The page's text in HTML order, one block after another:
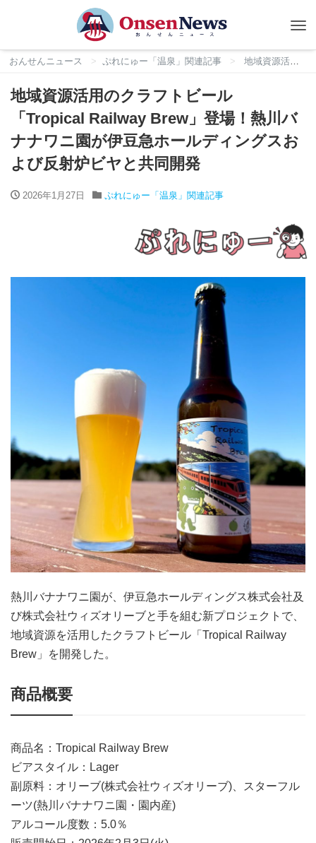
おんせんニュース ぷれにゅー「温泉」関連記事 地域資源活用のクラフトビール「Tropical Railway Brew」登場！熱川バナナワニ園が伊豆急ホールディングスおよび反射炉ビヤと共同開発
地域資源活用のクラフトビール
「Tropical Railway Brew」登場！熱川バ
ナナワニ園が伊豆急ホールディングスお
よび反射炉ビヤと共同開発
2026年1月27日 ぷれにゅー「温泉」関連記事
熱川バナナワニ園が、伊豆急ホールディングス株式会社及
び株式会社ウィズオリーブと手を組む新プロジェクトで、
地域資源を活用したクラフトビール「Tropical Railway
Brew」を開発した。
商品概要
商品名：Tropical Railway Brew
ビアスタイル：Lager
副原料：オリーブ(株式会社ウィズオリーブ)、スターフル
ーツ(熱川バナナワニ園・園内産)
アルコール度数：5.0％